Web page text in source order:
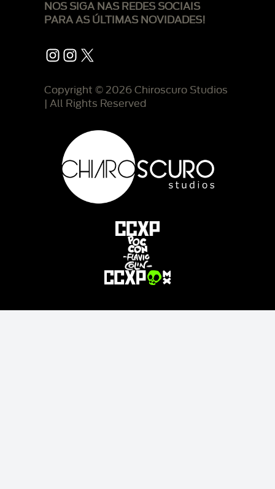
NOS SIGA NAS REDES SOCIAIS
PARA AS ÚLTIMAS NOVIDADES!
Instagram
Instagram
X
Copyright © 2026 Chiroscuro Studios
| All Rights Reserved